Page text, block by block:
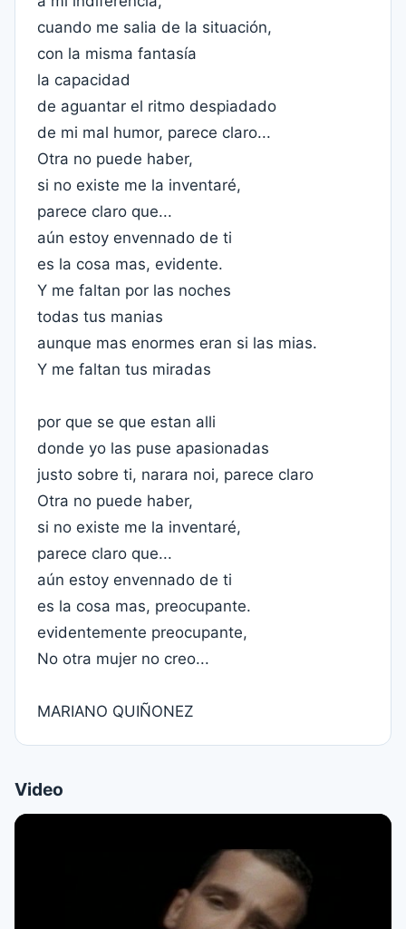
cuando me salia de la situación,
con la misma fantasía
la capacidad
de aguantar el ritmo despiadado
de mi mal humor, parece claro...
Otra no puede haber,
si no existe me la inventaré,
parece claro que...
aún estoy envennado de ti
es la cosa mas, evidente.
Y me faltan por las noches
todas tus manias
aunque mas enormes eran si las mias.
Y me faltan tus miradas
por que se que estan alli
donde yo las puse apasionadas
justo sobre ti, narara noi, parece claro
Otra no puede haber,
si no existe me la inventaré,
parece claro que...
aún estoy envennado de ti
es la cosa mas, preocupante.
evidentemente preocupante,
No otra mujer no creo...
MARIANO QUIÑONEZ
Video